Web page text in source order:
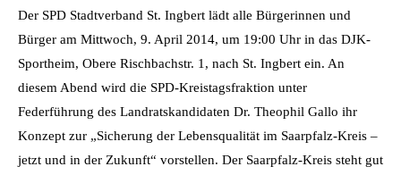
Der SPD Stadtverband St. Ingbert lädt alle Bürgerinnen und
Bürger am Mittwoch, 9. April 2014, um 19:00 Uhr in das DJK-
Sportheim, Obere Rischbachstr. 1, nach St. Ingbert ein. An
diesem Abend wird die SPD-Kreistagsfraktion unter
Federführung des Landratskandidaten Dr. Theophil Gallo ihr
Konzept zur „Sicherung der Lebensqualität im Saarpfalz-Kreis –
jetzt und in der Zukunft“ vorstellen. Der Saarpfalz-Kreis steht gut